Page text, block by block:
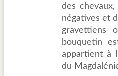
des
négatives et
gravettiens
bouquetin
appartient à
du